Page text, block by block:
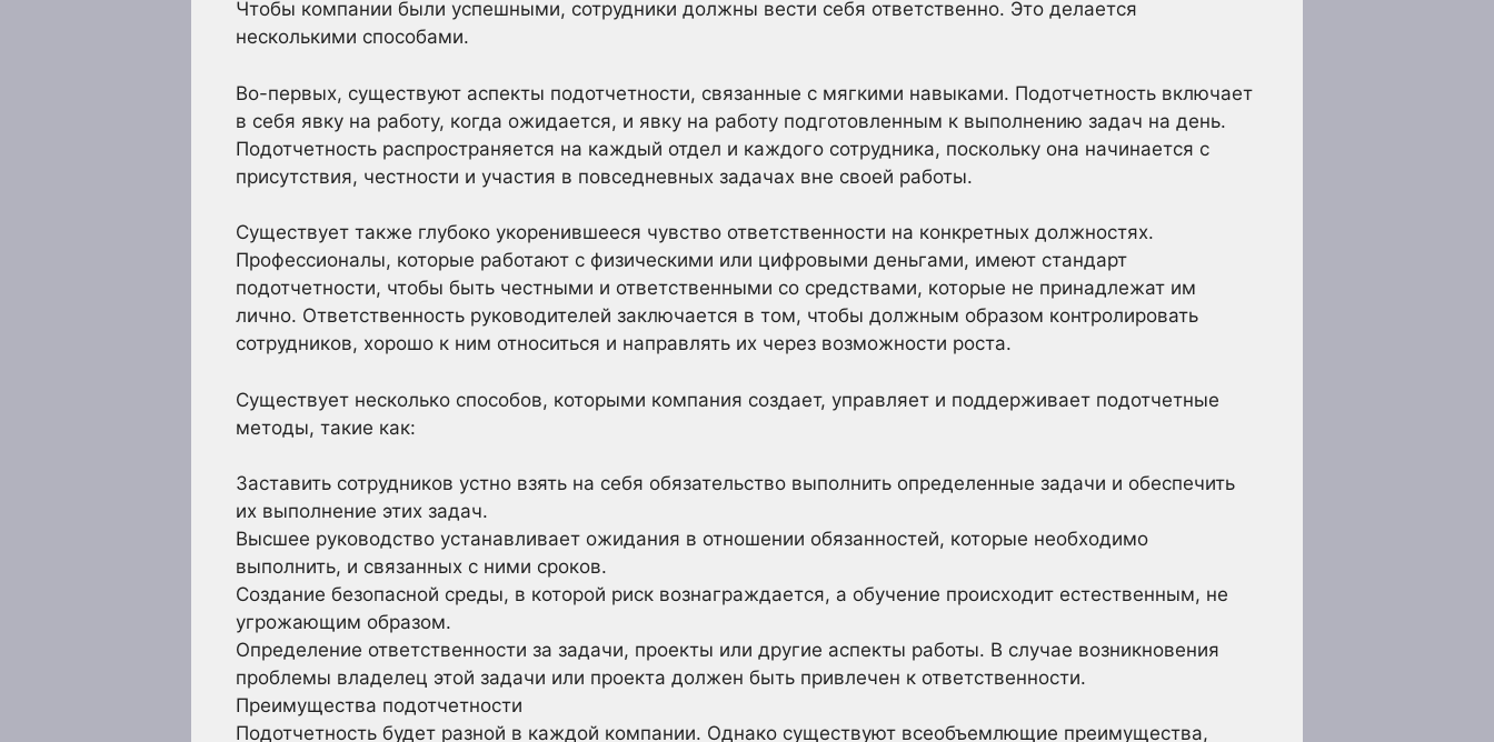
Чтобы компании были успешными, сотрудники должны вести себя ответственно. Это делается
несколькими способами.
Во-первых, существуют аспекты подотчетности, связанные с мягкими навыками. Подотчетность включает
в себя явку на работу, когда ожидается, и явку на работу подготовленным к выполнению задач на день.
Подотчетность распространяется на каждый отдел и каждого сотрудника, поскольку она начинается с
присутствия, честности и участия в повседневных задачах вне своей работы.
Существует также глубоко укоренившееся чувство ответственности на конкретных должностях.
Профессионалы, которые работают с физическими или цифровыми деньгами, имеют стандарт
подотчетности, чтобы быть честными и ответственными со средствами, которые не принадлежат им
лично. Ответственность руководителей заключается в том, чтобы должным образом контролировать
сотрудников, хорошо к ним относиться и направлять их через возможности роста.
Существует несколько способов, которыми компания создает, управляет и поддерживает подотчетные
методы, такие как:
Заставить сотрудников устно взять на себя обязательство выполнить определенные задачи и обеспечить
их выполнение этих задач.
Высшее руководство устанавливает ожидания в отношении обязанностей, которые необходимо
выполнить, и связанных с ними сроков.
Создание безопасной среды, в которой риск вознаграждается, а обучение происходит естественным, не
угрожающим образом.
Определение ответственности за задачи, проекты или другие аспекты работы. В случае возникновения
проблемы владелец этой задачи или проекта должен быть привлечен к ответственности.
Преимущества подотчетности
Подотчетность будет разной в каждой компании. Однако существуют всеобъемлющие преимущества,